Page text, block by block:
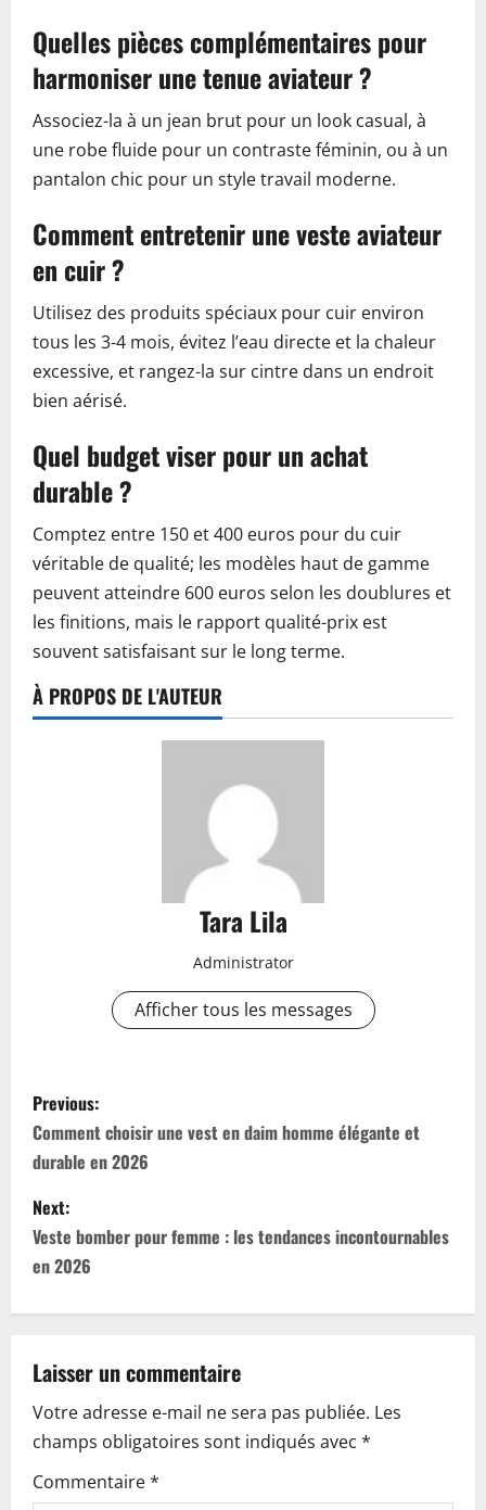
Quelles pièces complémentaires pour
harmoniser une tenue aviateur ?
Associez-la à un jean brut pour un look casual, à
une robe fluide pour un contraste féminin, ou à un
pantalon chic pour un style travail moderne.
Comment entretenir une veste aviateur
en cuir ?
Utilisez des produits spéciaux pour cuir environ
tous les 3-4 mois, évitez l’eau directe et la chaleur
excessive, et rangez-la sur cintre dans un endroit
bien aérisé.
Quel budget viser pour un achat
durable ?
Comptez entre 150 et 400 euros pour du cuir
véritable de qualité; les modèles haut de gamme
peuvent atteindre 600 euros selon les doublures et
les finitions, mais le rapport qualité-prix est
souvent satisfaisant sur le long terme.
À PROPOS DE L'AUTEUR
Tara Lila
Administrator
Afficher tous les messages
P
o
s
t
n
a
v
i
g
Previous:
Comment choisir une vest en daim homme élégante et
durable en 2026
Next:
Veste bomber pour femme : les tendances incontournables
en 2026
Laisser un commentaire
Votre adresse e-mail ne sera pas publiée. Les
champs obligatoires sont indiqués avec *
Commentaire*